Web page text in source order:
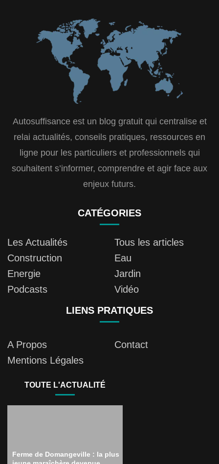
Autosuffisance est un blog gratuit qui centralise et
relai actualités, conseils pratiques, ressources en
ligne pour les particuliers et professionnels qui
souhaitent s’informer, comprendre et agir face aux
enjeux futurs.
CATÉGORIES
Les Actualités
Tous les articles
Construction
Eau
Energie
Jardin
Podcasts
Vidéo
LIENS PRATIQUES
A Propos
Contact
Mentions Légales
TOUTE L'ACTUALITÉ
Ferme de Domangeville : la plus